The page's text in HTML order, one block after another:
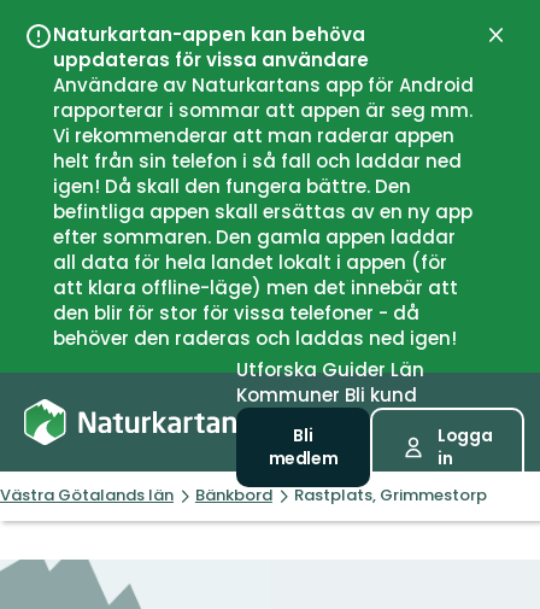
Naturkartan-appen kan behöva
uppdateras för vissa användare
Användare av Naturkartans app för Android
rapporterar i sommar att appen är seg mm.
Vi rekommenderar att man raderar appen
helt från sin telefon i så fall och laddar ned
igen! Då skall den fungera bättre. Den
befintliga appen skall ersättas av en ny app
efter sommaren. Den gamla appen laddar
all data för hela landet lokalt i appen (för
att klara offline-läge) men det innebär att
den blir för stor för vissa telefoner - då
behöver den raderas och laddas ned igen!
UtforskaGuiderLän
Kommuner Bli kund
Bli
medlem
Logga
in
Västra Götalands län Bänkbord Rastplats, Grimmestorp